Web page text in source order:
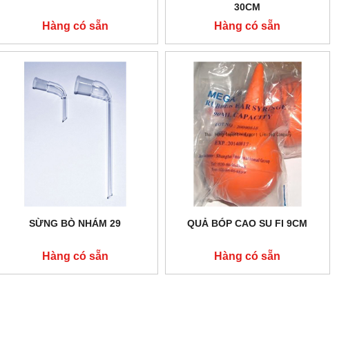
Hàng có sẵn
30CM
Hàng có sẵn
SỪNG BÒ NHÁM 29
Hàng có sẵn
QUẢ BÓP CAO SU FI 9CM
Hàng có sẵn